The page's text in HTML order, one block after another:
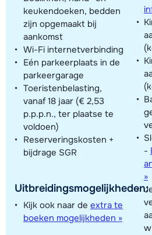
keukendoeken, bedden
zijn opgemaakt bij
aankomst
Wi-Fi internetverbinding
Eén parkeerplaats in de
parkeergarage
Toeristenbelasting,
vanaf 18 jaar (€ 2,53
p.p.p.n., ter plaatse te
voldoen)
Reserveringskosten +
bijdrage SGR
Uitbreidingsmogelijkheden:
Kijk ook naar de extra te
boeken mogelijkheden »
-
»